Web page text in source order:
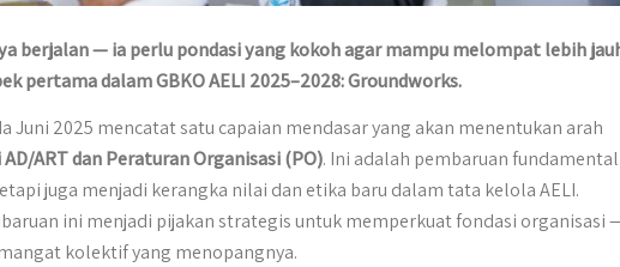
berjalan — ia perlu pondasi yang kokoh agar mampu melompat lebih
pertama dalam GBKO AELI 2025–2028: Groundworks.
Juni 2025 mencatat satu capaian mendasar yang akan menentukan arah
ART dan Peraturan Organisasi (PO). Ini adalah pembaruan fundamental
juga menjadi kerangka nilai dan etika baru dalam tata kelola AELI.
ini menjadi pijakan strategis untuk memperkuat fondasi organisasi
kolektif yang menopangnya.